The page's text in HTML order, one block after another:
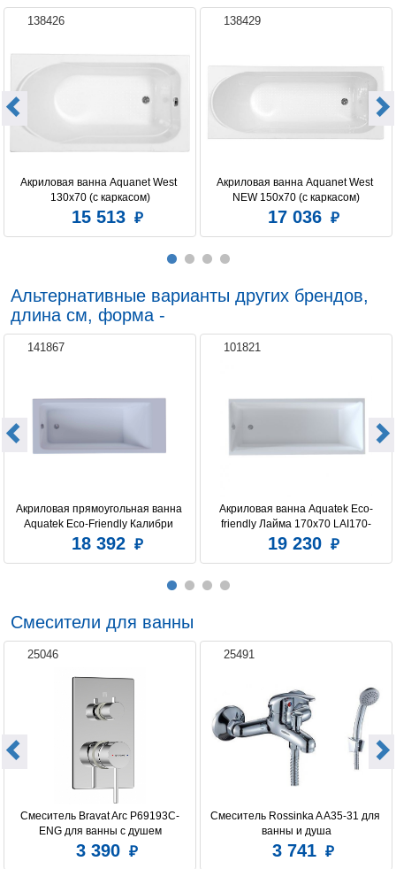
138426
Акриловая ванна Aquanet West
130x70 (с каркасом)
15 513
138429
Акриловая ванна Aquanet West
NEW 150x70 (с каркасом)
17 036
Альтернативные варианты других брендов,
длина см, форма -
141867
Акриловая прямоугольная ванна
Aquatek Eco-Friendly Калибри
160х70 без фронтального
18 392
101821
Акриловая ванна Aquatek Eco-
friendly Лайма 170х70 LAI170-
0000001 без фронтального экрана,
19 230
Смесители для ванны
25046
Смеситель Bravat Arc P69193C-
ENG для ванны с душем
3 390
25491
Смеситель Rossinka A A35-31 для
ванны и душа
3 741